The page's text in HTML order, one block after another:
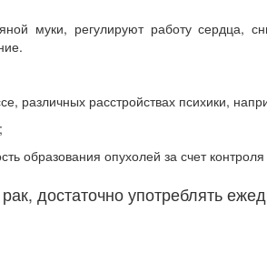
муки, регулируют работу сердца,
различных расстройствах психики,
образования опухолей за счет
достаточно употреблять